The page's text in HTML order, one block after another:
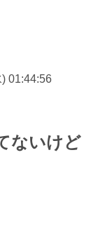
) 01:44:56
ないけど